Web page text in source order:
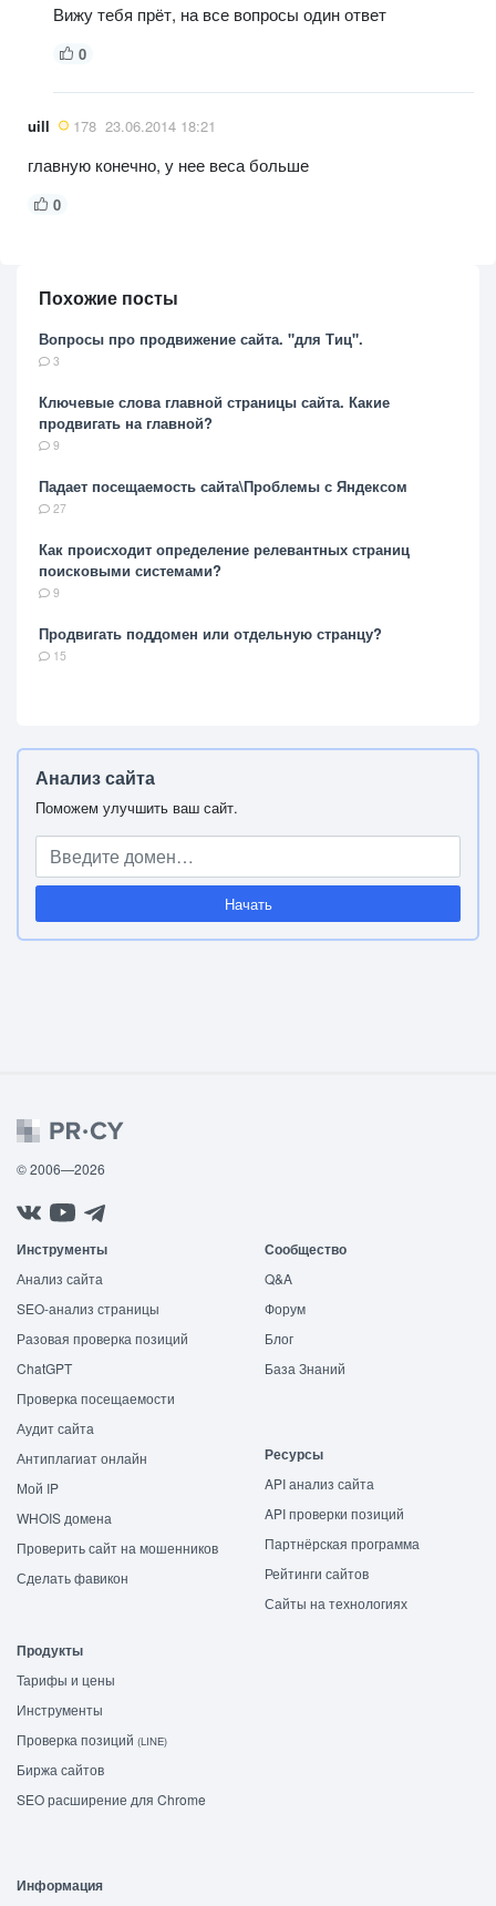
Вижу тебя прёт, на все вопросы один ответ
0
uill 178 23.06.2014 18:21
главную конечно, у нее веса больше
0
Похожие посты
Вопросы про продвижение сайта. "для Тиц".
3
Ключевые слова главной страницы сайта. Какие
продвигать на главной?
9
Падает посещаемость сайта\Проблемы с Яндексом
27
Как происходит определение релевантных страниц
поисковыми системами?
9
Продвигать поддомен или отдельную странцу?
15
Анализ сайта
Поможем улучшить ваш сайт.
Начать
© 2006—2026
Инструменты
Анализ сайта
SEO-анализ страницы
Разовая проверка позиций
ChatGPT
Проверка посещаемости
Аудит сайта
Антиплагиат онлайн
Мой IP
WHOIS домена
Проверить сайт на мошенников
Сделать фавикон
Сообщество
Q&A
Форум
Блог
База Знаний
Ресурсы
API анализ сайта
API проверки позиций
Партнёрская программа
Рейтинги сайтов
Сайты на технологиях
Продукты
Тарифы и цены
Инструменты
Проверка позиций (LINE)
Биржа сайтов
SEO расширение для Chrome
Информация